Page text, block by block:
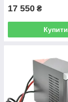
17 550 ₴
Купити